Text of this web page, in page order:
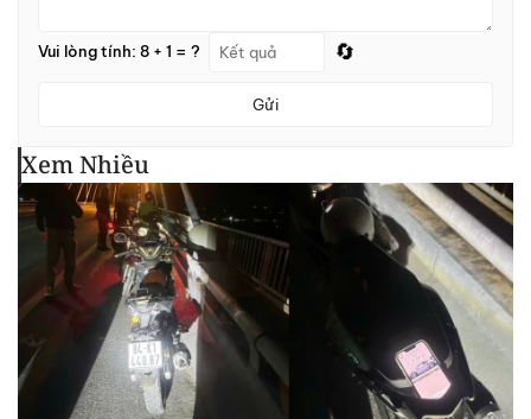
Vui lòng tính: 8 + 1 = ? 🔄
Gửi
Xem Nhiều